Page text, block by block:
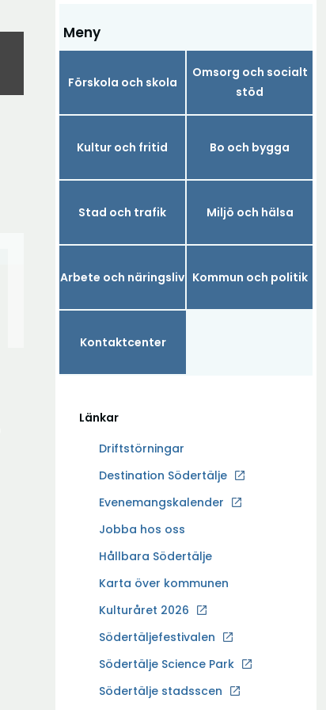
Meny
Förskola och skola
Omsorg och socialt
stöd
Kultur och fritid Bo och bygga
Stad och trafik Miljö och hälsa
Arbete och näringsliv Kommun och politik
Kontaktcenter
Länkar
Driftstörningar
Destination Södertälje
Ö
p
n
a
y
t
f
ö
Evenemangskalender
Jobba hos oss
Ö
p
n
a
y
t
Hållbara Södertälje
Karta över kommunen
Kulturåret 2026
Södertäljefestivalen
Södertälje Science Park
Ö
p
Södertälje stadsscen